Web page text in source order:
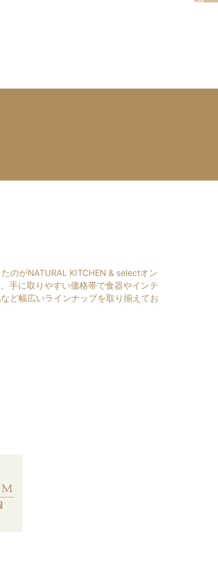
のがNATURAL KITCHEN & selectオン
手に取りやすい価格帯で食器やインテ
ど幅広いラインナップを取り揃えてお